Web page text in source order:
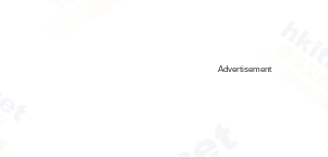
Advertisement